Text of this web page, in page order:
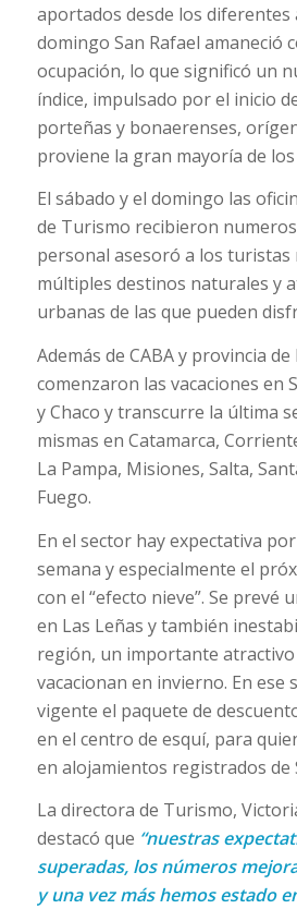
aportados desde los diferentes
domingo San Rafael amaneció
ocupación, lo que significó un
índice, impulsado por el inicio
porteñas y bonaerenses,
proviene la gran mayoría de
El sábado y el domingo las
de Turismo recibieron
personal asesoró a los turistas
múltiples destinos naturales y
urbanas de las que pueden
Además de CABA y provincia
comenzaron las vacaciones en
y Chaco y transcurre la última
mismas en Catamarca,
La Pampa, Misiones, Salta,
Fuego.
En el sector hay expectativa
semana y especialmente el
con el “efecto nieve”. Se prevé
en Las Leñas y también
región, un importante
vacacionan en invierno. En ese
vigente el paquete de
en el centro de esquí, para
en alojamientos registrados de
La directora de Turismo,
destacó que “nuestras
superadas, los números
y una vez más hemos estado